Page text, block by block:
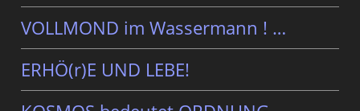
VOLLMOND im Wassermann ! …
ERHÖ(r)E UND LEBE!